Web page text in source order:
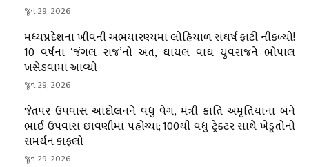
જૂન 29, 2026
મધ્યપ્રદેશના ખીવની અભયારણ્યમાં લોહિયાળ સંઘર્ષ ફાટી નીકળ્યો!
10 વર્ષના ‘જંગલ રાજ’નો અંત, ઘાયલ વાઘ યુવરાજને ભોપાલ
ખસેડવામાં આવ્યો
જૂન 29, 2026
જેતપર ઉપવાસ આંદોલનને વધુ વેગ, મંત્રી કાંતિ અમૃતિયાના બંને
ભાઈ ઉપવાસ છાવણીમાં પહોંચ્યા; 100થી વધુ ટ્રેક્ટર સાથે ખેડૂતોનો
સમર્થન કાફલો
જૂન 29, 2026